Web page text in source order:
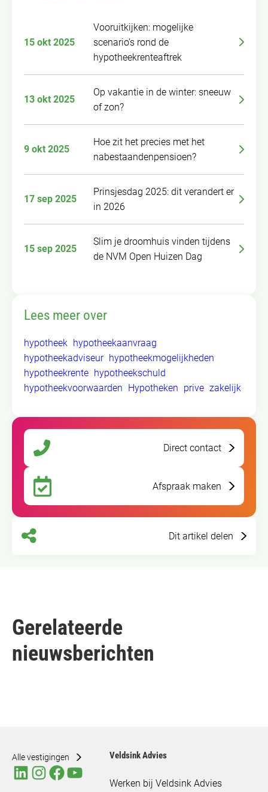
15 okt 2025
Vooruitkijken: mogelijke
scenario’s rond de
hypotheekrenteaftrek
13 okt 2025
Op vakantie in de winter: sneeuw
of zon?
9 okt 2025
Hoe zit het precies met het
nabestaandenpensioen?
17 sep 2025
Prinsjesdag 2025: dit verandert er
in 2026
15 sep 2025
Slim je droomhuis vinden tijdens
de NVM Open Huizen Dag
Lees meer over
hypotheek hypotheekaanvraag
hypotheekadviseur hypotheekmogelijkheden
hypotheekrente hypotheekschuld
hypotheekvoorwaarden Hypotheken prive zakelijk
Direct contact
Afspraak maken
Dit artikel delen
Gerelateerde
nieuwsberichten
Alle vestigingen Veldsink Advies
Werken bij Veldsink Advies